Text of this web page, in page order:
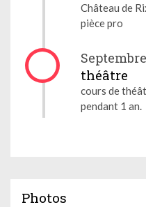
Château de
pièce pro
théâtre
cours de
pendant 1 an.
Photos